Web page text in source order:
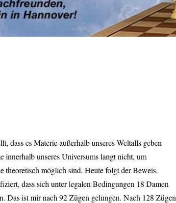
dass es Materie außerhalb unseres Weltalls geben
innerhalb unseres Universums langt nicht, um
theoretisch möglich sind. Heute folgt der Beweis.
dass sich unter legalen Bedingungen 18 Damen
Das ist mir nach 92 Zügen gelungen. Nach 128 Zügen